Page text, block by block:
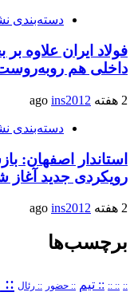
دسته‌بندی
فولاد ایران علاوه
داخلی هم
2 هفته ago ins2012
دسته‌بندی
استاندار اصفهان:
رویکردی جدید
2 هفته ago ins2012
برچسب‌ها
::
:: :: :: تیم :: حضور :: رئال ::